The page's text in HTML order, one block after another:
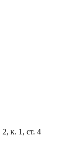
к. 1, ст. 4